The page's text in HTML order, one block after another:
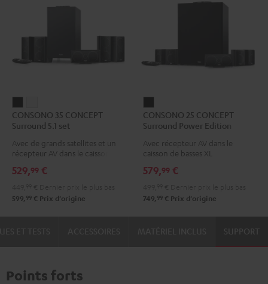
35
CONCEPT
Surround
5.1
set
35
CONCEPT
Surround
set
CONSONO 35 CONCEPT
Surround 5.1 set
Avec de grands satellites et un
récepteur AV dans le caisson de
529,99 €
599, 99 € Prix d'origine
25
CONCEPT
Surround
Edition
5.1"
CONSONO 25 CONCEPT
Surround Power Edition
Avec récepteur AV dans le
caisson de basses XL
579,99 €
749, 99 € Prix d'origine
SUPPORT
Points forts